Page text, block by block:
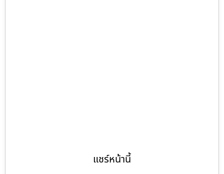
แชร์หน้านี้